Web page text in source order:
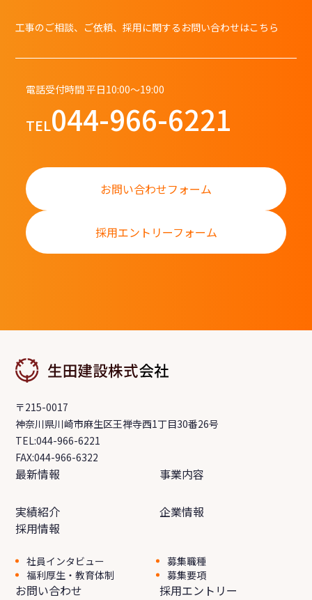
工事のご相談、ご依頼、採用に関するお問い合わせはこちら
電話受付時間 平日10:00～19:00
TEL044-966-6221
お問い合わせフォーム
採用エントリーフォーム
〒215-0017
神奈川県川崎市麻生区王禅寺西1丁目30番26号
TEL:044-966-6221
FAX:044-966-6322
最新情報
実績紹介
事業内容
企業情報
採用情報
社員インタビュー
福利厚生・教育体制
募集職種
募集要項
お問い合わせ 採用エントリー